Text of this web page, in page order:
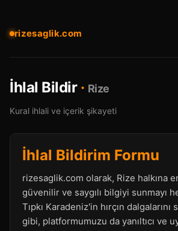
rizesaglik.com
İhlal Bildir · Rize
Kural ihlali ve içerik şikayeti
İhlal Bildirim Formu
rizesaglik.com olarak, Rize halkına
güvenilir ve saygılı bilgiyi sunmayı
Tıpkı Karadeniz'in hırçın
gibi, platformumuzu da yanıltıcı ve